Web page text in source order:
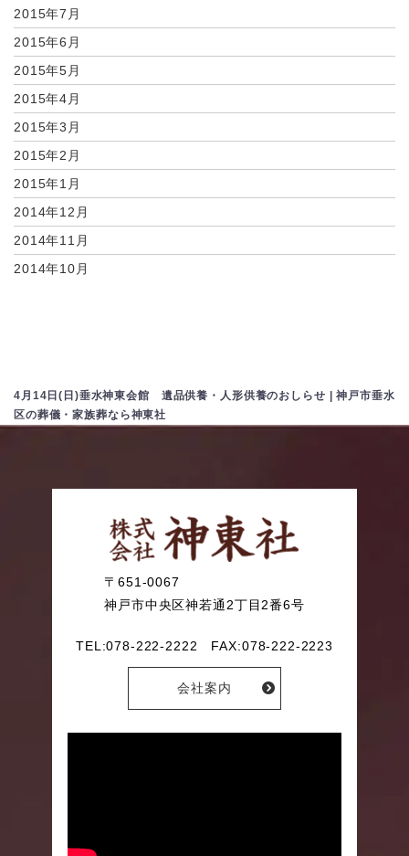
2015年7月
2015年6月
2015年5月
2015年4月
2015年3月
2015年2月
2015年1月
2014年12月
2014年11月
2014年10月
4月14日(日)垂水神東会館 遺品供養・人形供養のおしらせ | 神戸市垂水
区の葬儀・家族葬なら神東社
〒651-0067
神戸市中央区神若通2丁目2番6号
TEL:078-222-2222 FAX:078-222-2223
会社案内